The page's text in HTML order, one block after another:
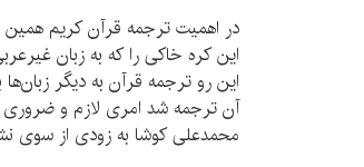
در اهمیت ترجمه قرآن کریم
این کره خاکی را که به زبان
این رو ترجمه قرآن به دیگر
آن ترجمه شد امری لازم و
محمدعلی کوشا به زودی از سوی